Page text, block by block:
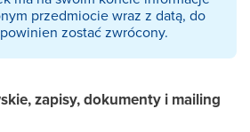
przedmiocie wraz z datą, do
zostać zwrócony.
zapisy, dokumenty i mailing